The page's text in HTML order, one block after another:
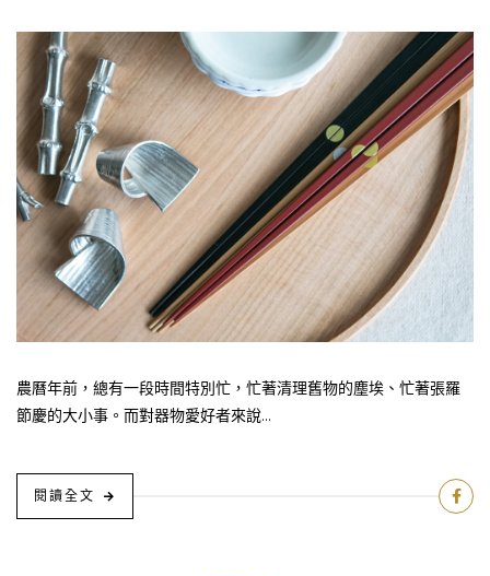
農曆年前，總有一段時間特別忙，忙著清理舊物的塵埃、忙著張羅
節慶的大小事。而對器物愛好者來說...
閱讀全文